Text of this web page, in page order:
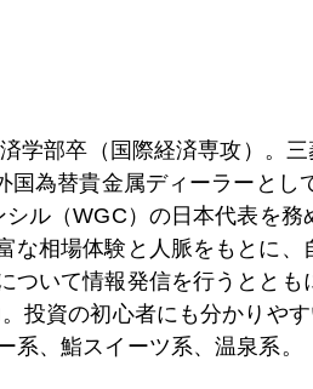
＆８勝達成
ウト説
学部卒（国際経済専攻）。
国為替貴金属ディーラーとし
ル（WGC）の日本代表を務
な相場体験と人脈をもとに、
ついて情報発信を行うととも
投資の初心者にも分かりや
、鮨スイーツ系、温泉系。